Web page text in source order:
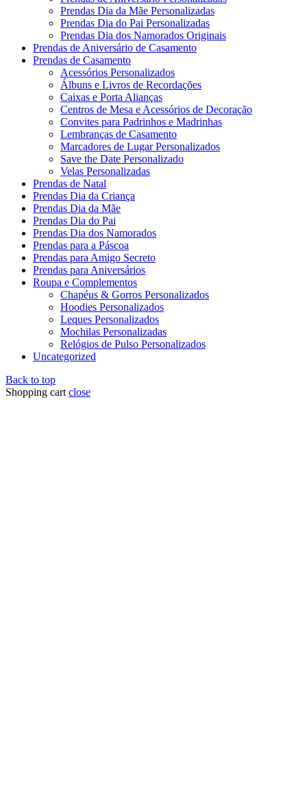
Prendas Dia da Mãe Personalizadas
Prendas Dia do Pai Personalizadas
Prendas Dia dos Namorados Originais
Prendas de Aniversário de Casamento
Prendas de Casamento
Acessórios Personalizados
Álbuns e Livros de Recordações
Caixas e Porta Alianças
Centros de Mesa e Acessórios de Decoração
Convites para Padrinhos e Madrinhas
Lembranças de Casamento
Marcadores de Lugar Personalizados
Save the Date Personalizado
Velas Personalizadas
Prendas de Natal
Prendas Dia da Criança
Prendas Dia da Mãe
Prendas Dia do Pai
Prendas Dia dos Namorados
Prendas para a Páscoa
Prendas para Amigo Secreto
Prendas para Aniversários
Roupa e Complementos
Chapéus & Gorros Personalizados
Hoodies Personalizados
Leques Personalizados
Mochilas Personalizadas
Relógios de Pulso Personalizados
Uncategorized
Back to top
Shopping cart close